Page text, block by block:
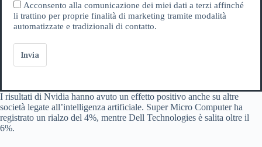
Acconsento alla comunicazione dei miei dati a terzi affinché
li trattino per proprie finalità di marketing tramite modalità
automatizzate e tradizionali di contatto.
Invia
I risultati di Nvidia hanno avuto un effetto positivo anche su altre
società legate all’intelligenza artificiale. Super Micro Computer ha
registrato un rialzo del 4%, mentre Dell Technologies è salita oltre il
6%.